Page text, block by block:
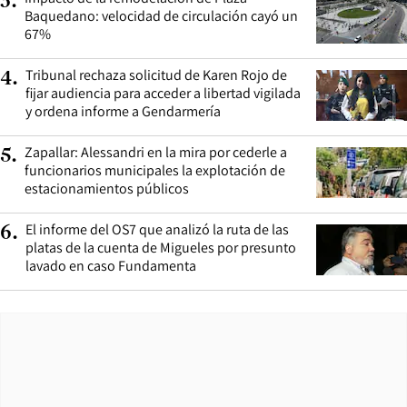
Baquedano: velocidad de circulación cayó un
67%
4. Tribunal rechaza solicitud de Karen Rojo de
fijar audiencia para acceder a libertad vigilada
y ordena informe a Gendarmería
5. Zapallar: Alessandri en la mira por cederle a
funcionarios municipales la explotación de
estacionamientos públicos
6. El informe del OS7 que analizó la ruta de las
platas de la cuenta de Migueles por presunto
lavado en caso Fundamenta